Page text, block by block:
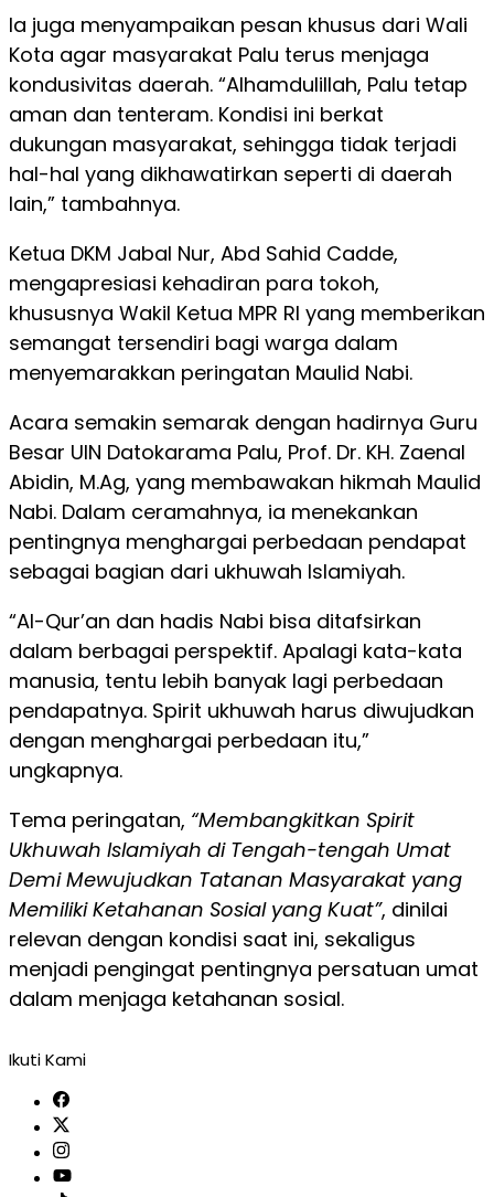
Ia juga menyampaikan pesan khusus dari Wali
Kota agar masyarakat Palu terus menjaga
kondusivitas daerah. “Alhamdulillah, Palu tetap
aman dan tenteram. Kondisi ini berkat
dukungan masyarakat, sehingga tidak terjadi
hal-hal yang dikhawatirkan seperti di daerah
lain,” tambahnya.
Ketua DKM Jabal Nur, Abd Sahid Cadde,
mengapresiasi kehadiran para tokoh,
khususnya Wakil Ketua MPR RI yang memberikan
semangat tersendiri bagi warga dalam
menyemarakkan peringatan Maulid Nabi.
Acara semakin semarak dengan hadirnya Guru
Besar UIN Datokarama Palu, Prof. Dr. KH. Zaenal
Abidin, M.Ag, yang membawakan hikmah Maulid
Nabi. Dalam ceramahnya, ia menekankan
pentingnya menghargai perbedaan pendapat
sebagai bagian dari ukhuwah Islamiyah.
“Al-Qur’an dan hadis Nabi bisa ditafsirkan
dalam berbagai perspektif. Apalagi kata-kata
manusia, tentu lebih banyak lagi perbedaan
pendapatnya. Spirit ukhuwah harus diwujudkan
dengan menghargai perbedaan itu,”
ungkapnya.
Tema peringatan, “Membangkitkan Spirit
Ukhuwah Islamiyah di Tengah-tengah Umat
Demi Mewujudkan Tatanan Masyarakat yang
Memiliki Ketahanan Sosial yang Kuat”, dinilai
relevan dengan kondisi saat ini, sekaligus
menjadi pengingat pentingnya persatuan umat
dalam menjaga ketahanan sosial.
Ikuti Kami